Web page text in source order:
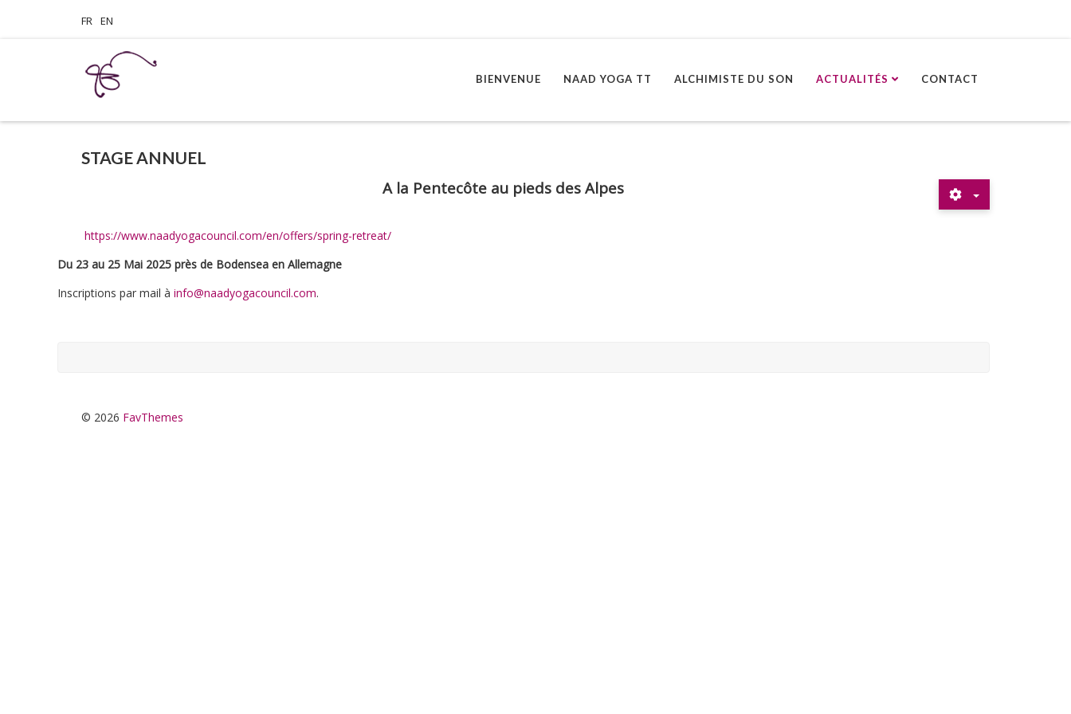
FR EN
BIENVENUE NAAD YOGA TT ALCHIMISTE DU SON ACTUALITÉS CONTACT
STAGE ANNUEL
A la Pentecôte au pieds des Alpes
https://www.naadyogacouncil.com/en/offers/spring-retreat/
Du 23 au 25 Mai 2025 près de Bodensea en Allemagne
Inscriptions par mail à info@naadyogacouncil.com.
© 2026 FavThemes